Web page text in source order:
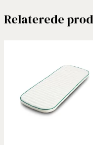
Relaterede